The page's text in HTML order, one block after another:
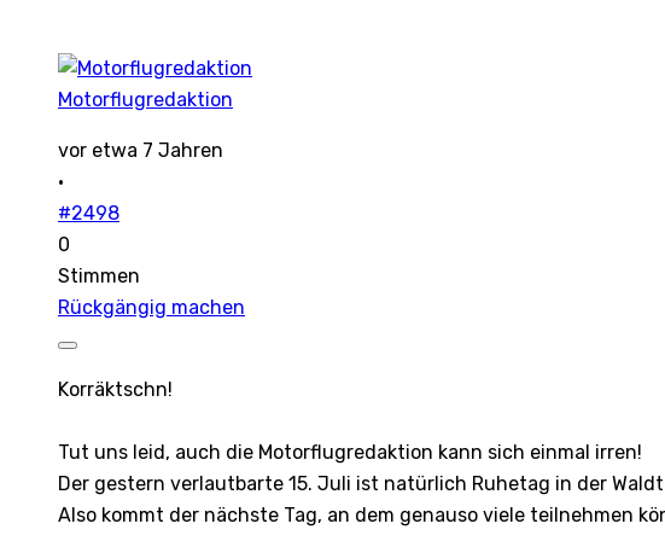
Motorflugredaktion
vor etwa 7 Jahren
·
#2498
0
Stimmen
Rückgängig machen
Korräktschn!
Tut uns leid, auch die Motorflugredaktion kann sich einmal irren!
Der gestern verlautbarte 15. Juli ist natürlich Ruhetag in der
Also kommt der nächste Tag, an dem genauso viele teilnehmen